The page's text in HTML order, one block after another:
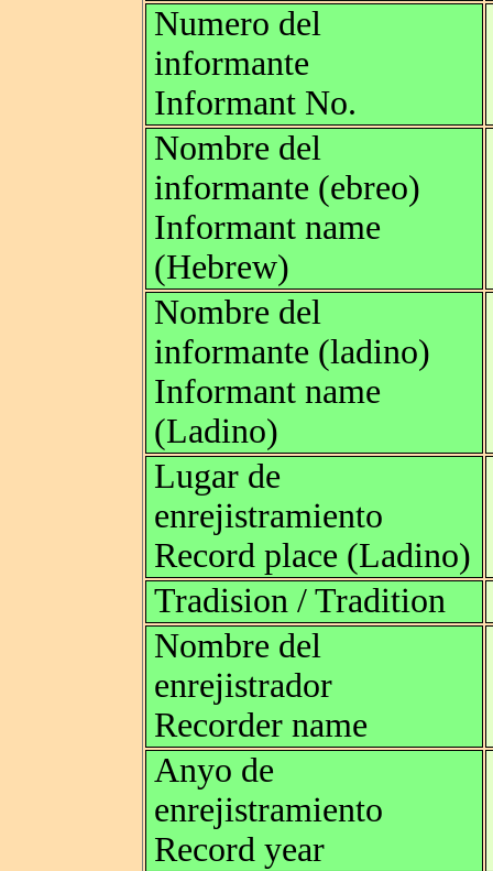
Numero del
informante
Informant No.
Nombre del
informante (ebreo)
Informant name
(Hebrew)
Nombre del
informante (ladino)
Informant name
(Ladino)
Lugar de
enrejistramiento
Record place (Ladino)
Tradision / Tradition
Nombre del
enrejistrador
Recorder name
Anyo de
enrejistramiento
Record year